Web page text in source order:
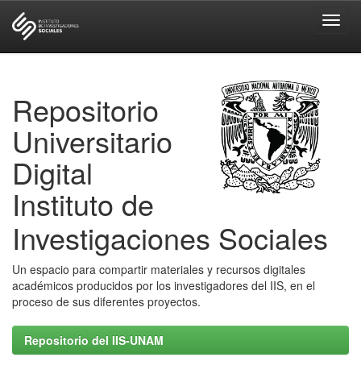
Repositorio
Universitario
Digital
Instituto de
Investigaciones Sociales
Un espacio para compartir materiales y recursos digitales
académicos producidos por los investigadores del IIS, en el
proceso de sus diferentes proyectos.
Repositorio del IIS-UNAM